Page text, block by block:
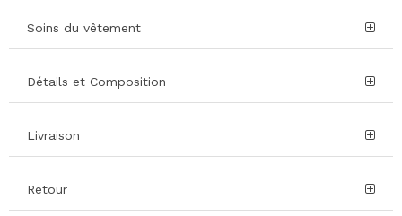
Soins du vêtement
Détails et Composition
Livraison
Retour